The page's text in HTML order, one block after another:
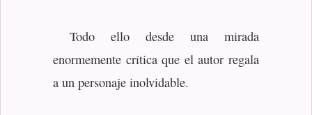
Todo ello desde una mirada
enormemente crítica que el autor regala
a un personaje inolvidable.